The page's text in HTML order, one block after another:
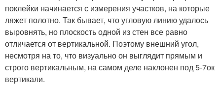
поклейки начинается с измерения участков, на которые
ляжет полотно. Так бывает, что угловую линию удалось
выровнять, но плоскость одной из стен все равно
отличается от вертикальной. Поэтому внешний угол,
несмотря на то, что визуально он выглядит прямым и
строго вертикальным, на самом деле наклонен под 5-7ок
вертикали.